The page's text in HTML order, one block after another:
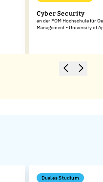
Cyber Security
an der FOM Hochschule für
Management - University of
Duales Studium